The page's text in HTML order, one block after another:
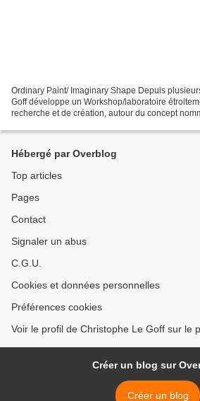
Ordinary Paint/ Imaginary Shape Depuis
Goff développe un Workshop/laboratoire
recherche et de création, autour du concept
Hébergé par Overblog
Top articles
Pages
Contact
Signaler un abus
C.G.U.
Cookies et données personnelles
Préférences cookies
Voir le profil de Christophe Le Goff sur le
Créer un blog sur
Créer un blog